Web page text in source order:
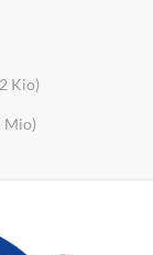
Kio)
Mio)